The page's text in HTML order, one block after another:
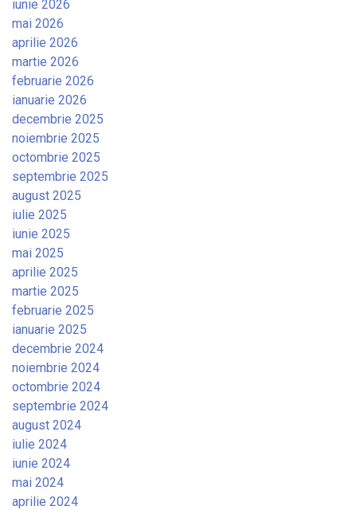
iunie 2026
mai 2026
aprilie 2026
martie 2026
februarie 2026
ianuarie 2026
decembrie 2025
noiembrie 2025
octombrie 2025
septembrie 2025
august 2025
iulie 2025
iunie 2025
mai 2025
aprilie 2025
martie 2025
februarie 2025
ianuarie 2025
decembrie 2024
noiembrie 2024
octombrie 2024
septembrie 2024
august 2024
iulie 2024
iunie 2024
mai 2024
aprilie 2024